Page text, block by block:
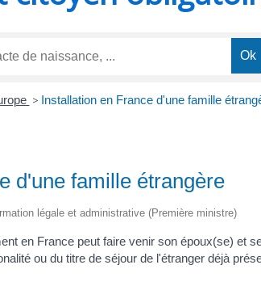
> Installation en France d'une famille
d'une famille étrangère
légale et administrative (Première ministre)
en France peut faire venir son époux(se) et
ou du titre de séjour de l'étranger déjà